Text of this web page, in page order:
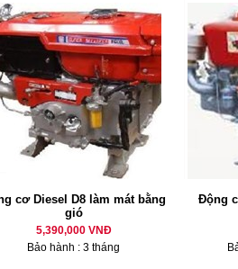
cơ Diesel D8 làm mát bằng
gió
5,390,000 VNĐ
Bảo hành : 3 tháng
Động